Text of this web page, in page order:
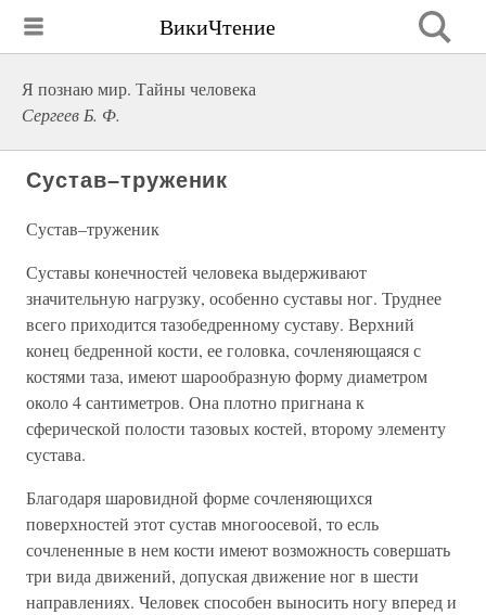
ВикиЧтение
Я познаю мир. Тайны человека
Сергеев Б. Ф.
Сустав–труженик
Сустав–труженик
Суставы конечностей человека выдерживают
значительную нагрузку, особенно суставы ног. Труднее
всего приходится тазобедренному суставу. Верхний
конец бедренной кости, ее головка, сочленяющаяся с
костями таза, имеют шарообразную форму диаметром
около 4 сантиметров. Она плотно пригнана к
сферической полости тазовых костей, второму элементу
сустава.
Благодаря шаровидной форме сочленяющихся
поверхностей этот сустав многоосевой, то есль
сочлененные в нем кости имеют возможность совершать
три вида движений, допуская движение ног в шести
направлениях. Человек способен выносить ногу вперед и